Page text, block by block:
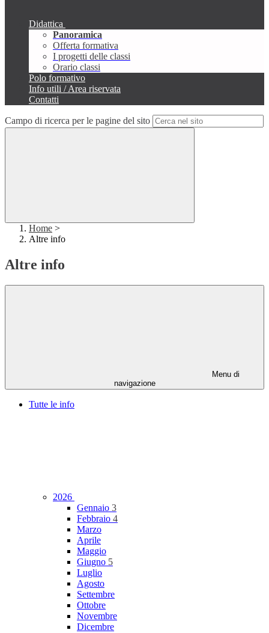
Didattica
Panoramica
Offerta formativa
I progetti delle classi
Orario classi
Polo formativo
Info utili / Area riservata
Contatti
Campo di ricerca per le pagine del sito
Home >
Altre info
Altre info
Menu di
navigazione
Tutte le info
2026
Gennaio 3
Febbraio 4
Marzo
Aprile
Maggio
Giugno 5
Luglio
Agosto
Settembre
Ottobre
Novembre
Dicembre